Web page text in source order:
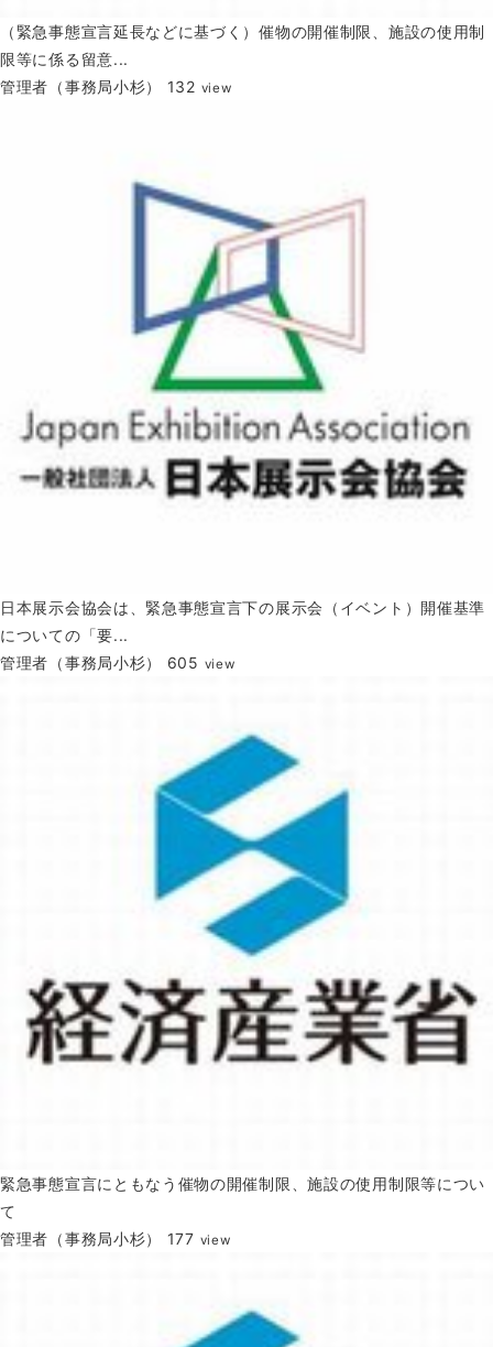
（緊急事態宣言延長などに基づく）催物の開催制限、施設の使用制
限等に係る留意...
管理者（事務局小杉）
132 view
日本展示会協会は、緊急事態宣言下の展示会（イベント）開催基準
についての「要...
管理者（事務局小杉）
605 view
緊急事態宣言にともなう催物の開催制限、施設の使用制限等につい
て
管理者（事務局小杉）
177 view